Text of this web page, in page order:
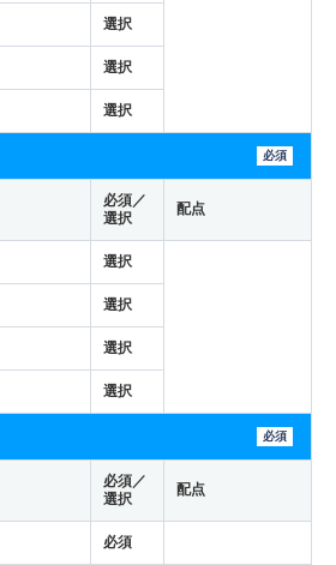
選択
選択
選択
必須
必須／
選択
配点
選択
選択
選択
選択
必須
必須／
選択
配点
必須